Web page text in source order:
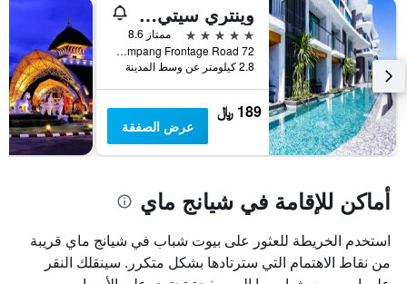
وينتري سيتي ريزورت تشيانغ ماي
5 نجوم
ممتاز 8.6
72 Highway Chiang Mai-Lampang Frontage Road, شيانج ماي, تايلاند
2.8 كيلومتر عن وسط المدينة
189 ﷼
عرض الصفقة
أماكن للإقامة في شيانج ماي
استخدم الخريطة للعثور على بيوت شباب في شيانج ماي قريبة
من نقاط الاهتمام التي سترتادها بشكل متكرر. سينقلك النقر